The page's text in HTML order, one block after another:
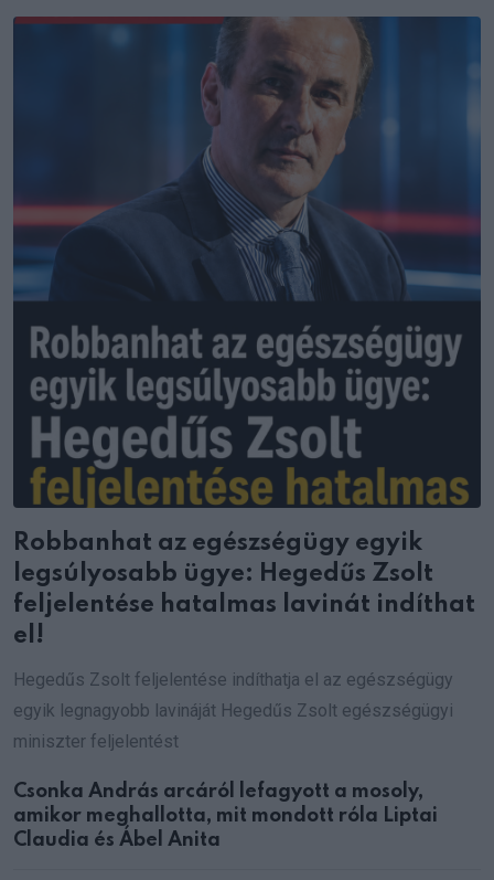
Robbanhat az egészségügy egyik
legsúlyosabb ügye: Hegedűs Zsolt
feljelentése hatalmas lavinát indíthat
el!
Hegedűs Zsolt feljelentése indíthatja el az egészségügy
egyik legnagyobb lavináját Hegedűs Zsolt egészségügyi
miniszter feljelentést
Csonka András arcáról lefagyott a mosoly,
amikor meghallotta, mit mondott róla Liptai
Claudia és Ábel Anita